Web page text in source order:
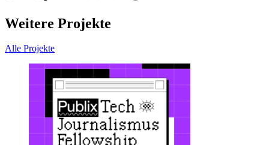
Weitere Projekte
Alle Projekte